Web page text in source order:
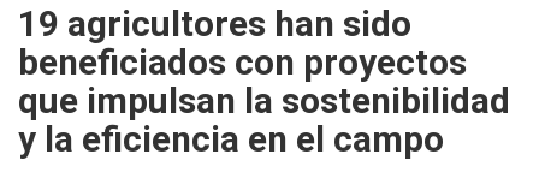
ce
b
o
o
tt
er
at
s
A
p
19 agricultores han sido
beneficiados con proyectos
que impulsan la sostenibilidad
y la eficiencia en el campo